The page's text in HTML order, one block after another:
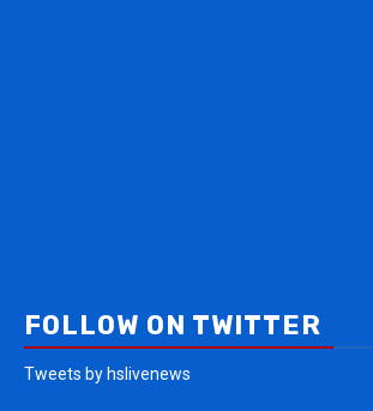
FOLLOW ON TWITTER
Tweets by hslivenews